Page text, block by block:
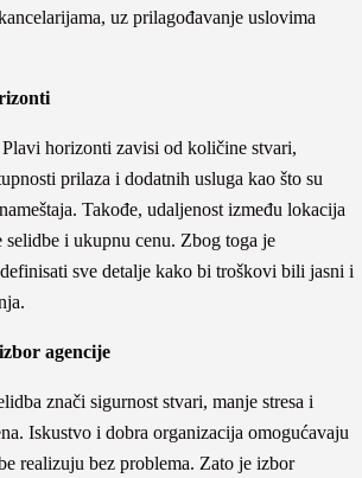
uz prilagođavanje uslovima
horizonti zavisi od količine stvari,
prilaza i dodatnih usluga kao što su
Takođe, udaljenost između lokacija
selidbe i ukupnu cenu. Zbog toga je
sve detalje kako bi troškovi bili jasni i
agencije
znači sigurnost stvari, manje stresa i
Iskustvo i dobra organizacija omogućavaju
realizuju bez problema. Zato je izbor